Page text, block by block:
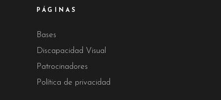
PÁGINAS
Bases
Discapacidad Visual
Patrocinadores
Política de privacidad